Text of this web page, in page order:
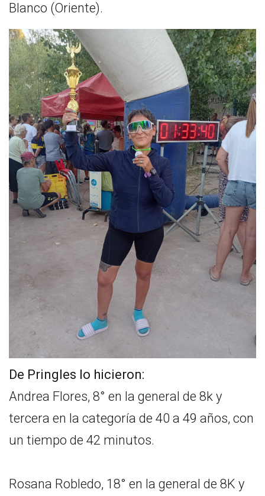
Blanco (Oriente).
De Pringles lo hicieron:
Andrea Flores, 8° en la general de 8k y
tercera en la categoría de 40 a 49 años, con
un tiempo de 42 minutos.
Rosana Robledo, 18° en la general de 8K y